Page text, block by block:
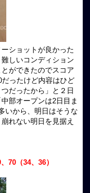
ショットが良かった
しいコンディション
ができたのでスコア
ったけど内容はひど
だったから」と２日
部オープンは2日目ま
いから、明日はそうな
れない明日を見据え
70（34、36）